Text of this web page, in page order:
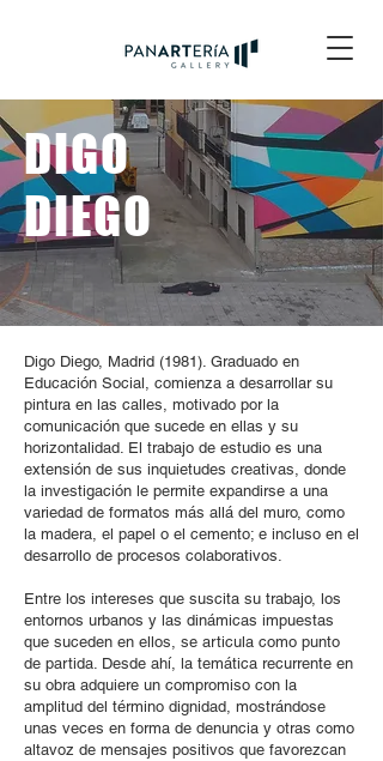
DIGO
DIEGO
Digo Diego, Madrid (1981). Graduado en
Educación Social, comienza a desarrollar su
pintura en las calles, motivado por la
comunicación que sucede en ellas y su
horizontalidad. El trabajo de estudio es una
extensión de sus inquietudes creativas, donde
la investigación le permite expandirse a una
variedad de formatos más allá del muro, como
la madera, el papel o el cemento; e incluso en el
desarrollo de procesos colaborativos.
Entre los intereses que suscita su trabajo, los
entornos urbanos y las dinámicas impuestas
que suceden en ellos, se articula como punto
de partida. Desde ahí, la temática recurrente en
su obra adquiere un compromiso con la
amplitud del término dignidad, mostrándose
unas veces en forma de denuncia y otras como
altavoz de mensajes positivos que favorezcan